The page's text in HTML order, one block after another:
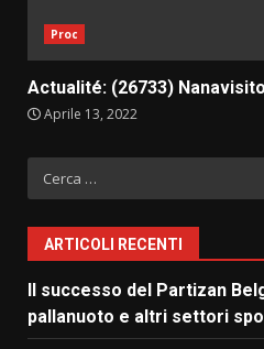
Proc
Actualité: (26733)
Aprile 13, 2022
Ricerca
per:
ARTICOLI RECENTI
Il successo del Partizan
pallanuoto e altri settori